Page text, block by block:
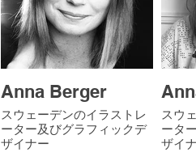
Anna Berger
スウェーデンのイラストレ
ーター及びグラフィックデ
ザイナー
スウ
ータ
ザイ